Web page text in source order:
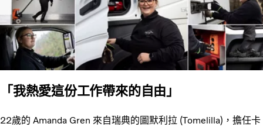
「我熱愛這份工作帶來的自由」
22歲的 Amanda Gren 來自瑞典的圖默利拉 (Tomelilla)，擔任卡